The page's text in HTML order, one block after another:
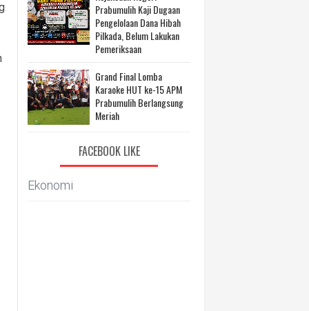
Prabumulih Kaji Dugaan
Pengelolaan Dana Hibah
Pilkada, Belum Lakukan
Pemeriksaan
Grand Final Lomba
Karaoke HUT ke-15 APM
Prabumulih Berlangsung
Meriah
FACEBOOK LIKE
Ekonomi